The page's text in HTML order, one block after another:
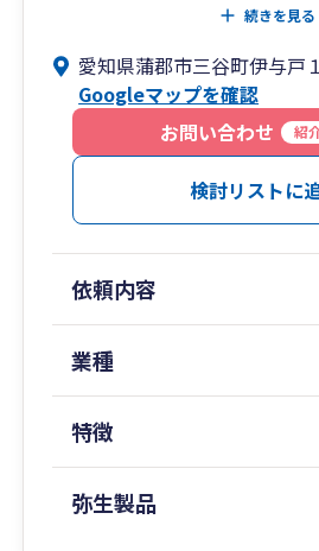
・上長不動産（あげちょうふど
相続土地・建物の売買、仲介、
うさぎのマークの全日本不動
ご相談はお気軽に無料対応中
・合同会社 東海財務リサーチ
続きを見る
愛知県蒲郡市三谷町伊与戸
Googleマップを確認
お問い合わせ
紹
検討リストに
依頼内容
業種
特徴
弥生製品